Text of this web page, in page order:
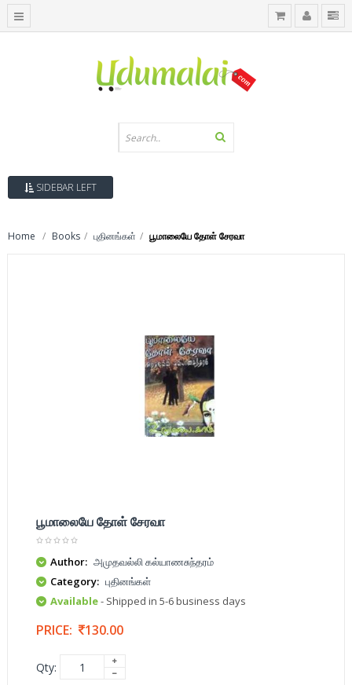
SIDEBAR LEFT
Home Books புதினங்கள் பூமாலையே தோள் சேரவா
பூமாலையே தோள் சேரவா
Author: அமுதவல்லி கல்யாணசுந்தரம்
Category: புதினங்கள்
Available- Shipped in 5-6 business days
PRICE: 130.00
Qty: